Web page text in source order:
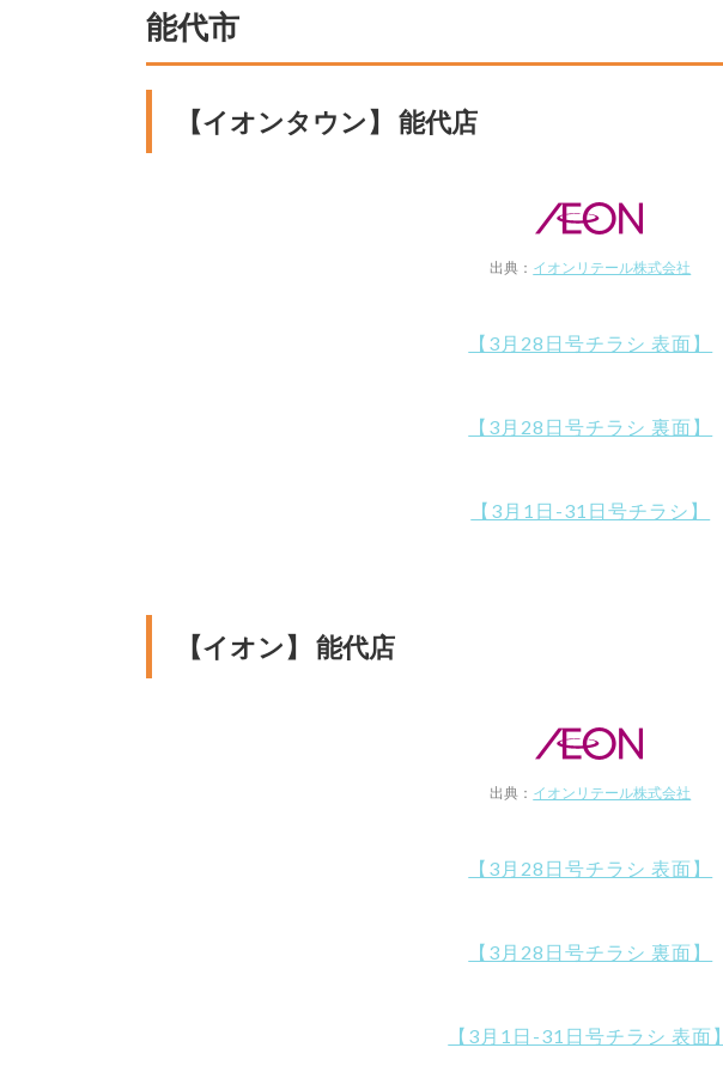
能代市
【イオンタウン】 能代店
出典： イオンリテール株式会社
【3月28日号チラシ 表面】
【3月28日号チラシ 裏面】
【3月1日-31日号チラシ】
【イオン】 能代店
出典： イオンリテール株式会社
【3月28日号チラシ 表面】
【3月28日号チラシ 裏面】
【3月1日-31日号チラシ 表面】